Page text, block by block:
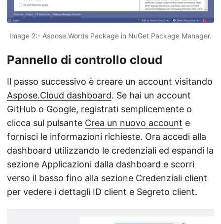
Image 2:- Aspose.Words Package in NuGet Package Manager.
Pannello di controllo cloud
Il passo successivo è creare un account visitando
Aspose.Cloud dashboard. Se hai un account
GitHub o Google, registrati semplicemente o
clicca sul pulsante Crea un nuovo account e
fornisci le informazioni richieste. Ora accedi alla
dashboard utilizzando le credenziali ed espandi la
sezione Applicazioni dalla dashboard e scorri
verso il basso fino alla sezione Credenziali client
per vedere i dettagli ID client e Segreto client.